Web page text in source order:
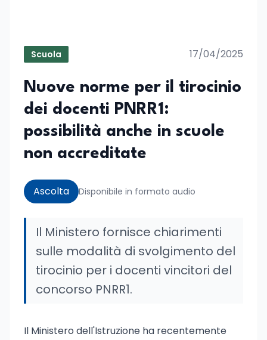
Scuola 17/04/2025
Nuove norme per il tirocinio
dei docenti PNRR1:
possibilità anche in scuole
non accreditate
Ascolta Disponibile in formato audio
Il Ministero fornisce chiarimenti
sulle modalità di svolgimento del
tirocinio per i docenti vincitori del
concorso PNRR1.
Il Ministero dell'Istruzione ha recentemente